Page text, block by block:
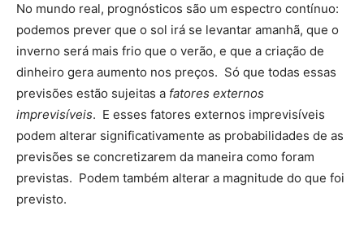
No mundo real, prognósticos são um espectro contínuo:
podemos prever que o sol irá se levantar amanhã, que o
inverno será mais frio que o verão, e que a criação de
dinheiro gera aumento nos preços. Só que todas essas
previsões estão sujeitas a fatores externos
imprevisíveis. E esses fatores externos imprevisíveis
podem alterar significativamente as probabilidades de as
previsões se concretizarem da maneira como foram
previstas. Podem também alterar a magnitude do que foi
previsto.